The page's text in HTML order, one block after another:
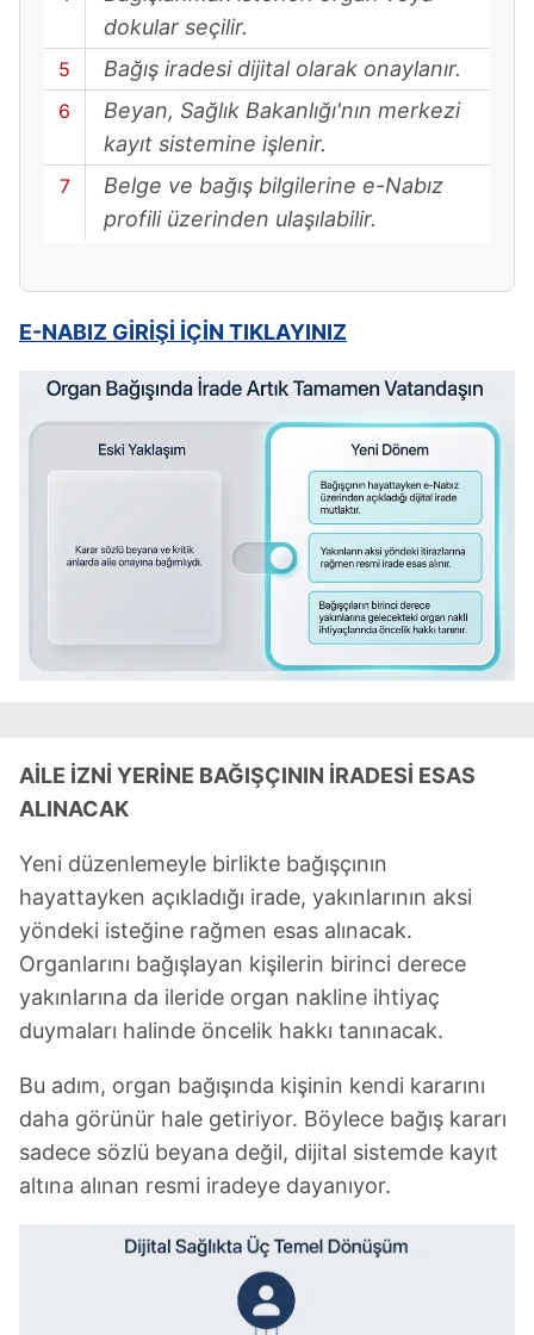
dokular seçilir.
Bağış iradesi dijital olarak onaylanır.
Beyan, Sağlık Bakanlığı'nın merkezi
kayıt sistemine işlenir.
Belge ve bağış bilgilerine e-Nabız
profili üzerinden ulaşılabilir.
E-NABIZ GİRİŞİ İÇİN TIKLAYINIZ
AİLE İZNİ YERİNE BAĞIŞÇININ İRADESİ ESAS
ALINACAK
Yeni düzenlemeyle birlikte bağışçının
hayattayken açıkladığı irade, yakınlarının aksi
yöndeki isteğine rağmen esas alınacak.
Organlarını bağışlayan kişilerin birinci derece
yakınlarına da ileride organ nakline ihtiyaç
duymaları halinde öncelik hakkı tanınacak.
Bu adım, organ bağışında kişinin kendi kararını
daha görünür hale getiriyor. Böylece bağış kararı
sadece sözlü beyana değil, dijital sistemde kayıt
altına alınan resmi iradeye dayanıyor.